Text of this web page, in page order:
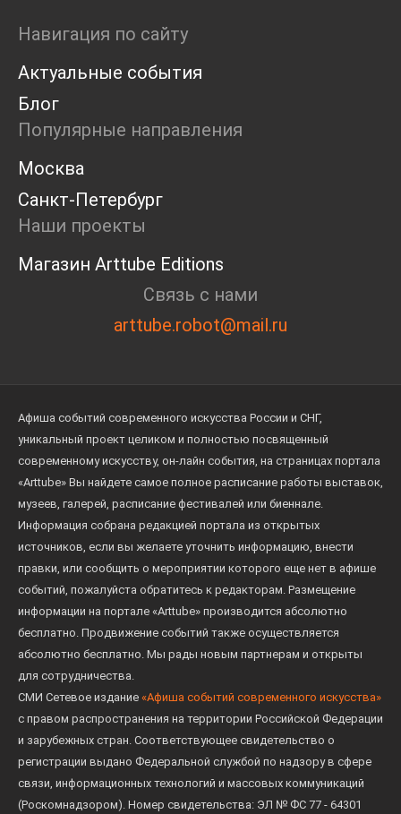
Ярмарка
Open call
Экскурсия
Дискуссия
Cosmoscow 2024
Blazar 2024
Встречи
Круглый стол
Навигация по сайту
Актуальные события
Блог
Популярные направления
Москва
Санкт-Петербург
Наши проекты
Магазин Arttube Editions
Связь с нами
arttube.robot@mail.ru
Афиша событий современного искусства России и СНГ,
уникальный проект целиком и полностью посвященный
современному искусству, он-лайн события, на страницах портала
«Arttube» Вы найдете самое полное расписание работы выставок,
музеев, галерей, расписание фестивалей или биеннале.
Информация собрана редакцией портала из открытых
источников, если вы желаете уточнить информацию, внести
правки, или сообщить о мероприятии которого еще нет в афише
событий, пожалуйста обратитесь к редакторам. Размещение
информации на портале «Arttube» производится абсолютно
бесплатно. Продвижение событий также осуществляется
абсолютно бесплатно. Мы рады новым партнерам и открыты
для сотрудничества.
СМИ Сетевое издание «Афиша событий современного искусства»
с правом распространения на территории Российской Федерации
и зарубежных стран. Соответствующее свидетельство о
регистрации выдано Федеральной службой по надзору в сфере
связи, информационных технологий и массовых коммуникаций
(Роскомнадзором). Номер свидетельства: ЭЛ № ФС 77 - 64301